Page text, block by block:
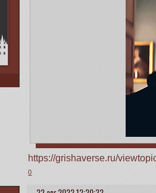
https://grishaverse.ru/
0